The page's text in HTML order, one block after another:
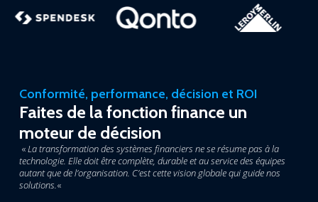
Conformité, performance, décision et ROI
Faites de la fonction finance un
moteur de décision
«La transformation des systèmes financiers ne se résume pas à la
technologie. Elle doit être complète, durable et au service des équipes
autant que de l’organisation. C’est cette vision globale qui guide nos
solutions.«